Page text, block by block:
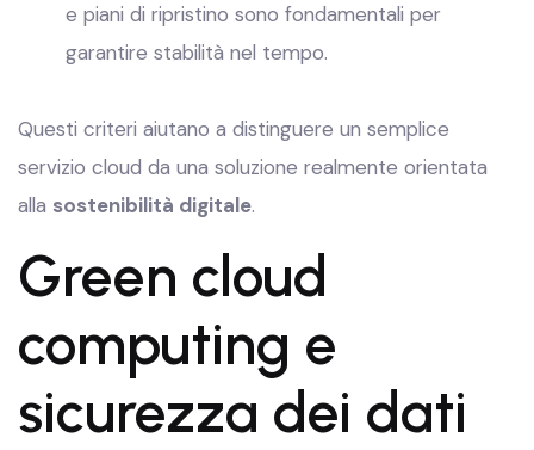
e piani di ripristino sono fondamentali per
garantire stabilità nel tempo.
Questi criteri aiutano a distinguere un semplice
servizio cloud da una soluzione realmente orientata
alla sostenibilità digitale.
Green cloud
computing e
sicurezza dei dati